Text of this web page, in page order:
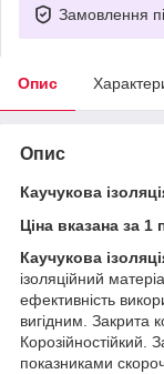
Замовлення
Опис
Опис
Каучукова
Ціна вказана за 1
Каучукова
ізоляційний
ефективність
вигідним. Закрита
Корозійностійкий.
показниками